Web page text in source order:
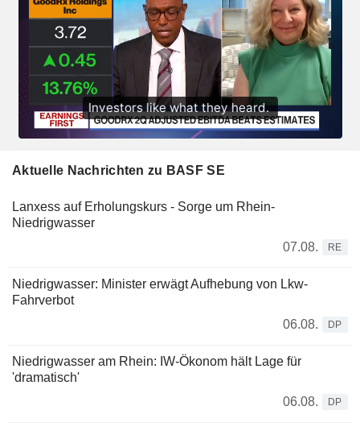
Aktuelle Nachrichten zu BASF SE
Lanxess auf Erholungskurs - Sorge um Rhein-
Niedrigwasser
07.08.
RE
Niedrigwasser: Minister erwägt Aufhebung von Lkw-
Fahrverbot
06.08.
DP
Niedrigwasser am Rhein: IW-Ökonom hält Lage für
'dramatisch'
06.08.
DP